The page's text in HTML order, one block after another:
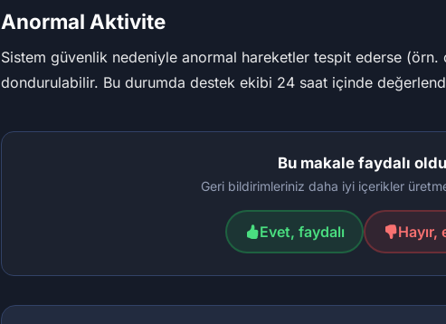
Anormal Aktivite
Sistem güvenlik nedeniyle anormal hareketler tespit ederse (örn.
dondurulabilir. Bu durumda destek ekibi 24 saat içinde
Bu makale faydalı
Geri bildirimleriniz daha iyi içerikler
Evet, faydalı Hayır,